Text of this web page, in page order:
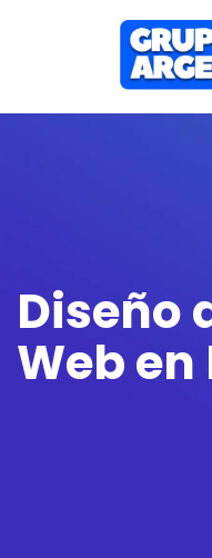
Diseño
Web